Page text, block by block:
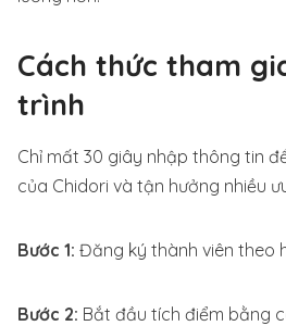
Cách thức tham
trình
Chỉ mất 30 giây nhập thông tin
của Chidori và tận hưởng nhiều
Bước 1: Đăng ký thành viên theo
Bước 2: Bắt đầu tích điểm bằng